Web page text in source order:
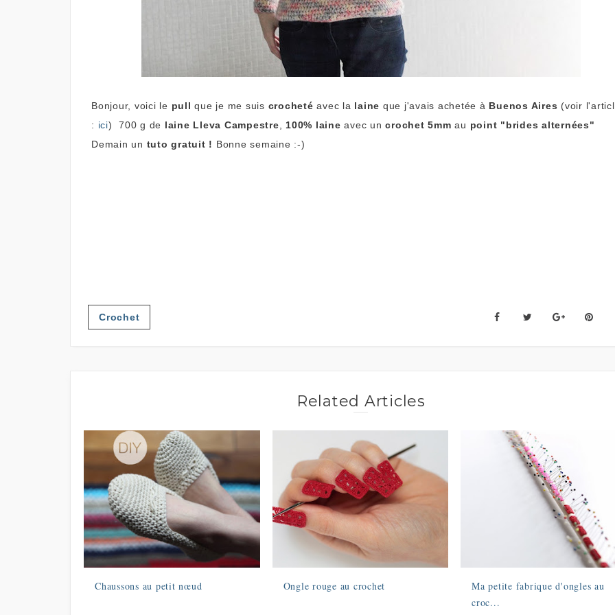
Bonjour, voici le pull que je me suis crocheté avec la laine que j'avais achetée à Buenos Aires (voir
: ici) 700 g de laine Lleva Campestre 100% laine avec uncrochet 5mm au point "brides alternées"
Demain un tuto gratuit ! Bonne semaine :-)
Crochet
Related Articles
Chaussons au petit nœud Ongle rouge au crochet
Ma petite fabrique d'ongles au
croc...